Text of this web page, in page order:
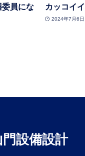
委員にな
カッコイ
2024年7月6日
設備設計